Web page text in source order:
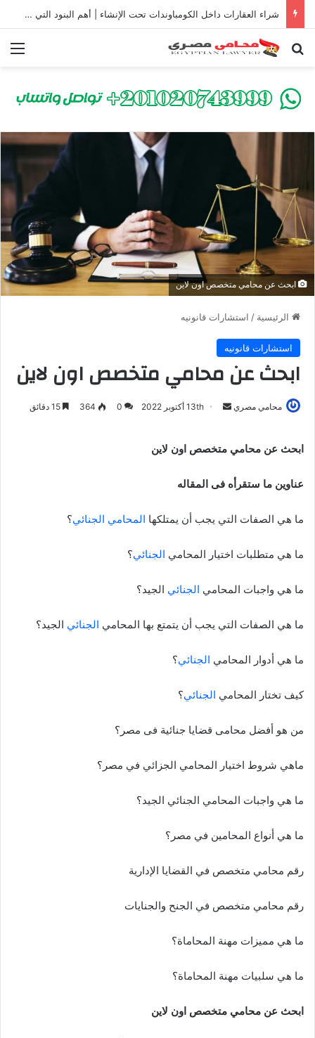
شراء العقارات داخل الكومباوندات تحت الإنشاء | أهم البنود التي تحمي المشتري في القانون المصري
بحث عن
ابحث عن محامي متخصص اون لاين
الرئيسية / استشارات قانونيه
استشارات قانونيه
ابحث عن محامي متخصص اون لاين
محامي مصري
أرسل 13th أكتوبر 2022 0
364
ابحث عن محامي متخصص اون لاين
عناوين ما ستقرأه فى المقاله
ما هي الصفات التي يجب أن يمتلكها المحامي الجنائي؟
ما هي متطلبات اختيار المحامي الجنائي؟
ما هي واجبات المحامي الجنائي الجيد؟
ما هي الصفات التي يجب أن يتمتع بها المحامي الجنائي الجيد؟
ما هي أدوار المحامي الجنائي؟
كيف تختار المحامي الجنائي؟
من هو أفضل محامى قضايا جنائية فى مصر؟
ماهي شروط اختيار المحامي الجزائي في مصر؟
ما هي واجبات المحامي الجنائي الجيد؟
ما هي أنواع المحامين في مصر؟
رقم محامي متخصص في القضايا الإدارية
رقم محامي متخصص في الجنح والجنايات
ما هي مميزات مهنة المحاماة؟
ما هي سلبيات مهنة المحاماة؟
ابحث عن محامي متخصص اون لاين